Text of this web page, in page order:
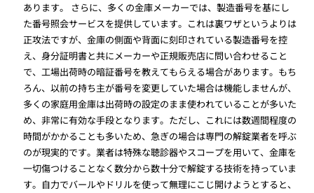
あります。 さらに、多くの金庫メーカーでは、製造番号を基にし
た番号照会サービスを提供しています。これは裏ワザというよりは
正攻法ですが、金庫の側面や背面に刻印されている製造番号を控
え、身分証明書と共にメーカーや正規販売店に問い合わせること
で、工場出荷時の暗証番号を教えてもらえる場合があります。もち
ろん、以前の持ち主が番号を変更していた場合は機能しませんが、
多くの家庭用金庫は出荷時の設定のまま使われていることが多いた
め、非常に有効な手段となります。ただし、これには数週間程度の
時間がかかることも多いため、急ぎの場合は専門の解錠業者を呼ぶ
のが現実的です。業者は特殊な聴診器やスコープを用いて、金庫を
一切傷つけることなく数分から数十分で解錠する技術を持っていま
す。自力でバールやドリルを使って無理にこじ開けようとすると、